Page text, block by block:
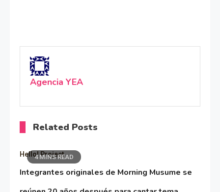
Agencia YEA
Related Posts
4 MINS READ
Hello! Project
Integrantes originales de Morning Musume se